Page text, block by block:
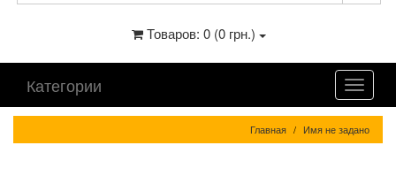
Товаров: 0 (0 грн.)
Категории
Главная Имя не задано